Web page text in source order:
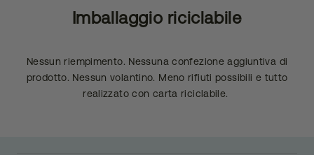
Imballaggio riciclabile
Nessun riempimento. Nessuna confezione aggiuntiva di
prodotto. Nessun volantino. Meno rifiuti possibili e tutto
realizzato con carta riciclabile.